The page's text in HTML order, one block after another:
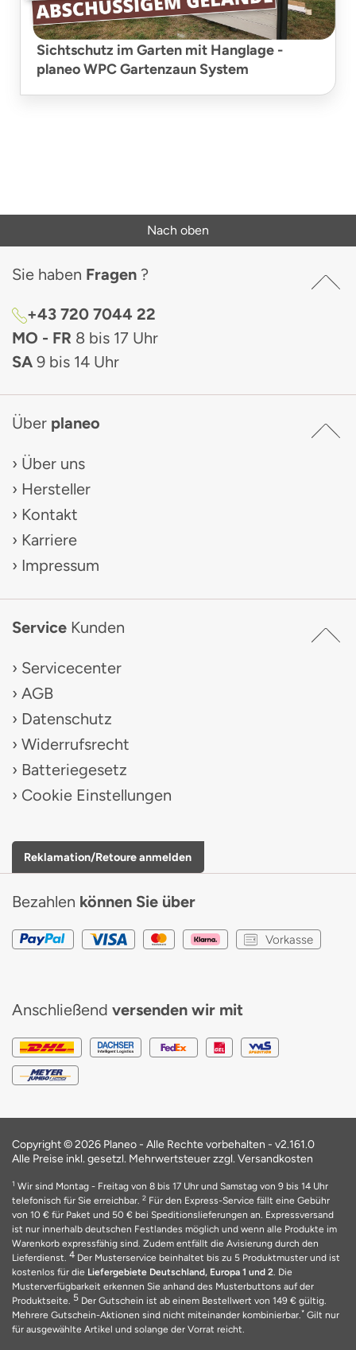
Sichtschutz im Garten mit Hanglage -
planeo WPC Gartenzaun System
Nach oben
Sie haben Fragen ?
+43 720 7044 22
MO - FR 8 bis 17 Uhr
SA 9 bis 14 Uhr
Über planeo
Über uns
Hersteller
Kontakt
Karriere
Impressum
Service Kunden
Servicecenter
AGB
Datenschutz
Widerrufsrecht
Batteriegesetz
Cookie Einstellungen
Reklamation/Retoure anmelden
Bezahlen können Sie über
Vorkasse
Anschließend versenden wir mit
Copyright © 2026 Planeo - Alle Rechte vorbehalten - v2.161.0
Alle Preise inkl. gesetzl. Mehrwertsteuer zzgl. Versandkosten
1 Wir sind Montag - Freitag von 8 bis 17 Uhr und Samstag von 9 bis 14 Uhr
telefonisch für Sie erreichbar. 2 Für den Express-Service fällt eine Gebühr
von 10 € für Paket und 50 € bei Speditionslieferungen an. Expressversand
ist nur innerhalb deutschen Festlandes möglich und wenn alle Produkte im
Warenkorb expressfähig sind. Zudem entfällt die Avisierung durch den
Lieferdienst. 4 Der Musterservice beinhaltet bis zu 5 Produktmuster und ist
kostenlos für die Liefergebiete Deutschland, Europa 1 und 2. Die
Musterverfügbarkeit erkennen Sie anhand des Musterbuttons auf der
Produktseite. 5 Der Gutschein ist ab einem Bestellwert von 149 € gültig.
Mehrere Gutschein-Aktionen sind nicht miteinander kombinierbar.* Gilt nur
für ausgewählte Artikel und solange der Vorrat reicht.